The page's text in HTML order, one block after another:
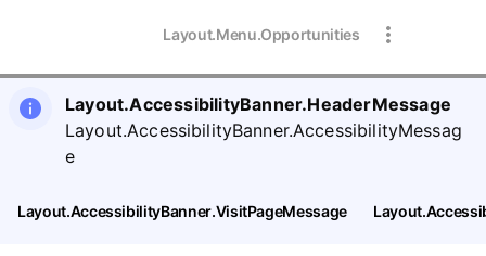
Layout.Menu.Opportunities
Layout.AccessibilityBanner.HeaderMessage
Layout.AccessibilityBanner.AccessibilityMessag
e
Layout.AccessibilityBanner.VisitPageMessage